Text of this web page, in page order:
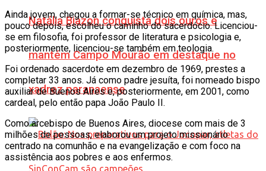
Natália Biazon conquista dois ouros e
mantém Campo Mourão em destaque no
xadrez paranaense
Ainda jovem, chegou a formar-se técnico em química, mas,
pouco depois, escolheu o caminho do sacerdócio. Licenciou-
se em filosofia, foi professor de literatura e psicologia e,
posteriormente, licenciou-se também em teologia.
Foi ordenado sacerdote em dezembro de 1969, prestes a
completar 33 anos. Já como padre jesuíta, foi nomeado bispo
auxiliar de Buenos Aires e, posteriormente, em 2001, como
cardeal, pelo então papa João Paulo II.
Como arcebispo de Buenos Aires, diocese com mais de 3
milhões de pessoas, elaborou um projeto missionário
centrado na comunhão e na evangelização e com foco na
assistência aos pobres e aos enfermos.